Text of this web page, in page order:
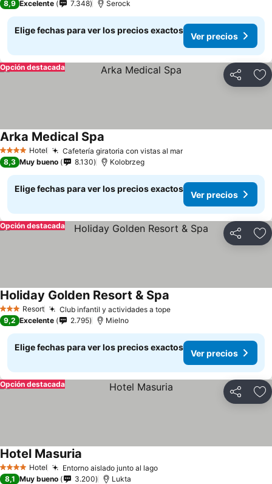
8,9 Excelente 7.348 Serock
Elige fechas para ver los precios exactos
Ver precios
Compartir
Opción destacada
4 EstrellasHotel Cafetería giratoria con vistas al marVer precios
Arka Medical Spa
8,3 Muy bueno 8.130 Kolobrzeg
Elige fechas para ver los precios exactos
Ver precios
Compartir
Opción destacada
3 EstrellasResort Club infantil y actividades a topeVer precios
Holiday Golden Resort & Spa
9,2 Excelente 2.795 Mielno
Elige fechas para ver los precios exactos
Ver precios
Compartir
Opción destacada
4 EstrellasHotel Entorno aislado junto al lagoVer precios
Hotel Masuria
8,1 Muy bueno 3.200 Lukta